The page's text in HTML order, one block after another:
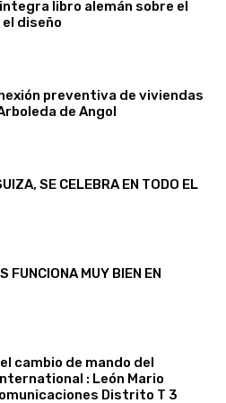
libro alemán sobre el
diseño
preventiva de viviendas
de Angol
SE CELEBRA EN TODO EL
FUNCIONA MUY BIEN EN
cambio de mando del
: León Mario
Distrito T 3